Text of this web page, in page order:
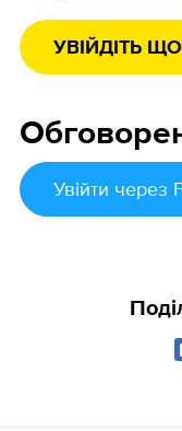
УВІЙДІТЬ
Увійти через